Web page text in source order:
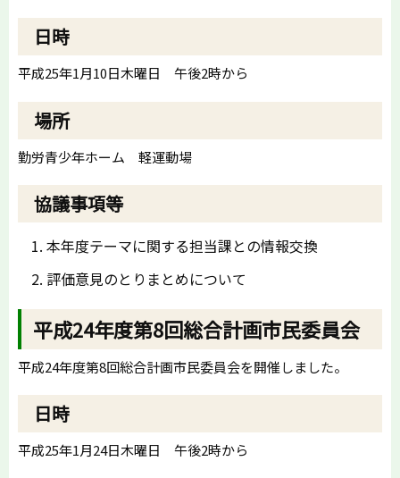
日時
平成25年1月10日木曜日 午後2時から
場所
勤労青少年ホーム 軽運動場
協議事項等
本年度テーマに関する担当課との情報交換
評価意見のとりまとめについて
平成24年度第8回総合計画市民委員会
平成24年度第8回総合計画市民委員会を開催しました。
日時
平成25年1月24日木曜日 午後2時から